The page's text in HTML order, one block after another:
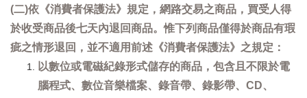
(二)依《消費者保護法》規定，網路交易之商品，買受人得
於收受商品後七天內退回商品。惟下列商品僅得於商品有瑕
疵之情形退回，並不適用前述《消費者保護法》之規定：
以數位或電磁紀錄形式儲存的商品，包含且不限於電
腦程式、數位音樂檔案、錄音帶、錄影帶、CD、